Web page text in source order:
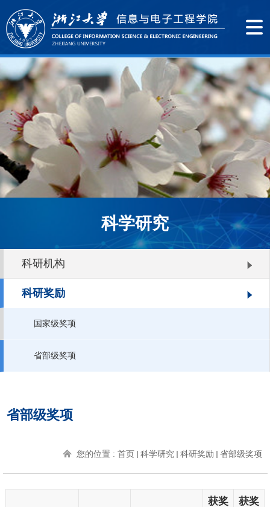
科学研究
科研机构
科研奖励
国家级奖项
省部级奖项
省部级奖项
您的位置 : 首页 科学研究 科研奖励 省部级奖项
获奖 获奖